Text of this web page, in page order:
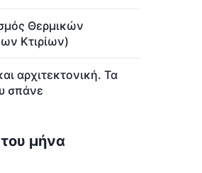
Θερμικών
Κτιρίων)
αρχιτεκτονική. Τα
σπάνε
μήνα